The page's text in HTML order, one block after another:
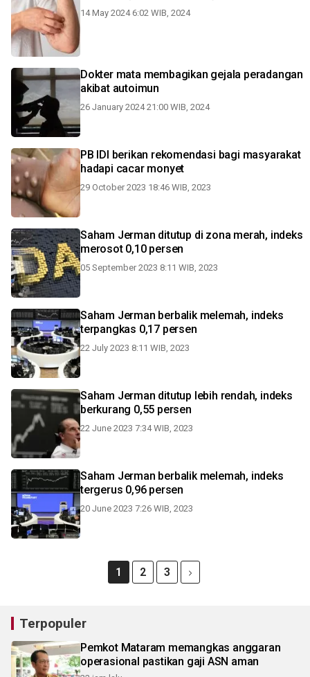
14 May 2024 6:02 WIB, 2024
Dokter mata membagikan gejala peradangan
akibat autoimun
26 January 2024 21:00 WIB, 2024
PB IDI berikan rekomendasi bagi masyarakat
hadapi cacar monyet
29 October 2023 18:46 WIB, 2023
Saham Jerman ditutup di zona merah, indeks
merosot 0,10 persen
05 September 2023 8:11 WIB, 2023
Saham Jerman berbalik melemah, indeks
terpangkas 0,17 persen
22 July 2023 8:11 WIB, 2023
Saham Jerman ditutup lebih rendah, indeks
berkurang 0,55 persen
22 June 2023 7:34 WIB, 2023
Saham Jerman berbalik melemah, indeks
tergerus 0,96 persen
20 June 2023 7:26 WIB, 2023
1 2 3
Terpopuler
Pemkot Mataram memangkas anggaran
operasional pastikan gaji ASN aman